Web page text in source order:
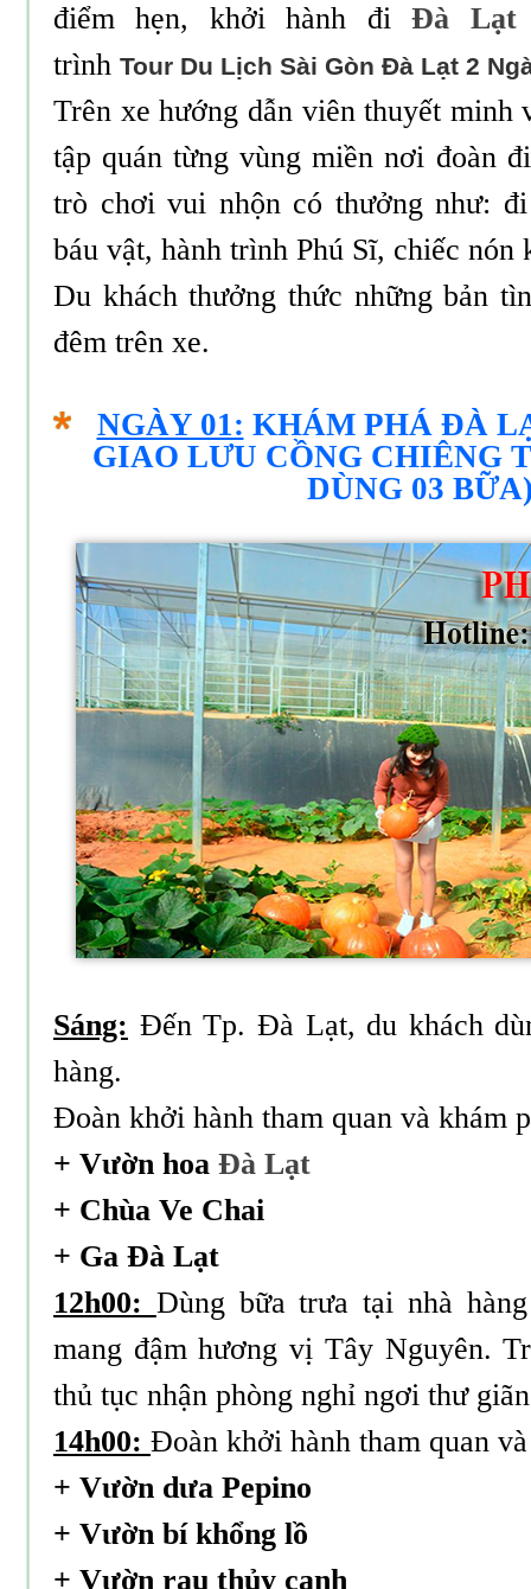
điểm hẹn, khởi hành điĐà Lạt
trình Tour Du Lịch Sài Gòn Đà Lạt 2
Trên xe hướng dẫn viên thuyết minh
tập quán từng vùng miền nơi đoàn
trò chơi vui nhộn có thưởng như:
báu vật, hành trình Phú Sĩ, chiếc nón
Du khách thưởng thức những bản
đêm trên xe.
NGÀY 01: KHÁM PHÁ ĐÀ
GIAO LƯU CỒNG CHIÊNG
DÙNG 03
Sáng: Đến Tp. Đà Lạt, du khách
hàng.
Đoàn khởi hành tham quan và khám
+ Vườn hoa Đà Lạt
+ Chùa Ve Chai
+ Ga Đà Lạt
12h00: Dùng bữa trưa tại nhà
mang đậm hương vị Tây Nguyên.
thủ tục nhận phòng nghỉ ngơi thư
14h00: Đoàn khởi hành tham quan
+ Vườn dưa Pepino
+ Vườn bí khổng lồ
+ Vườn rau thủy canh